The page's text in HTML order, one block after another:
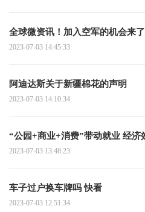
全球微资讯！加入空军的机会来
2023-07-03 14:45:33
阿迪达斯关于新疆棉花的声明
2023-07-03 14:10:34
“公园+商业+消费”带动就业 经济
2023-07-03 13:48:23
车子过户换车牌吗 快看
2023-07-03 12:51:34